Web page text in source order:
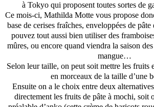
à Tokyo qui proposent toutes sortes de
Ce mois-ci, Mathilda Motte vous propose
base de cerises fraîches, enveloppées de
pouvez tout aussi bien utiliser des
mûres, ou encore quand viendra la saison
mangue…
Selon leur taille, on peut soit mettre les fruits
en morceaux de la taille d’une
Ensuite on a le choix entre deux
directement les fruits de pâte à mochi, soit